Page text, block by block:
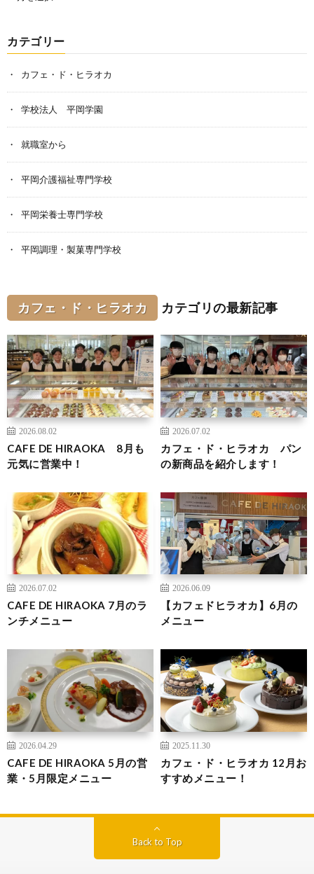
カテゴリー
カフェ・ド・ヒラオカ
学校法人 平岡学園
就職室から
平岡介護福祉専門学校
平岡栄養士専門学校
平岡調理・製菓専門学校
カフェ・ド・ヒラオカ カテゴリの最新記事
2026.08.02
CAFE DE HIRAOKA 8月も
元気に営業中！
2026.07.02
カフェ・ド・ヒラオカ パン
の新商品を紹介します！
2026.07.02
CAFE DE HIRAOKA 7月のラ
ンチメニュー
2026.06.09
【カフェドヒラオカ】6月の
メニュー
2026.04.29
CAFE DE HIRAOKA 5月の営
業・5月限定メニュー
2025.11.30
カフェ・ド・ヒラオカ 12月お
すすめメニュー！
Back to Top